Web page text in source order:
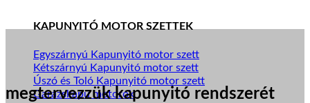
KAPUNYITÓ MOTOR SZETTEK
Egyszárnyú Kapunyitó motor szett
Kétszárnyú Kapunyitó motor szett
Úszó és Toló Kapunyitó motor szett
Garázskapu motorok
megtervezzük kapunyitó rendszerét